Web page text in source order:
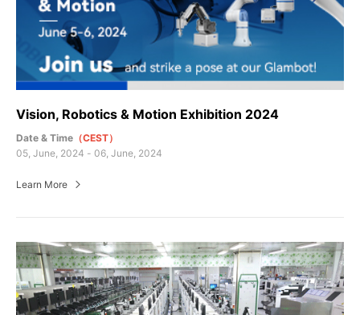
Vision, Robotics & Motion Exhibition 2024
Date & Time （CEST）
05, June, 2024 - 06, June, 2024
Learn More